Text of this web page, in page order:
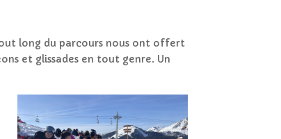
long du parcours nous ont offert
et glissades en tout genre. Un